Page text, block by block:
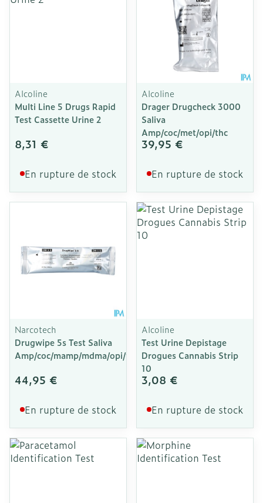
Alcoline
Multi Line 5 Drugs Rapid
Test Cassette Urine 2
8,31 €
En rupture de stock
Alcoline
Drager Drugcheck 3000
Saliva
Amp/coc/met/opi/thc
39,95 €
En rupture de stock
Narcotech
Drugwipe 5s Test Saliva
Amp/coc/mamp/mdma/opi/thc
44,95 €
En rupture de stock
Alcoline
Test Urine Depistage
Drogues Cannabis Strip
10
3,08 €
En rupture de stock